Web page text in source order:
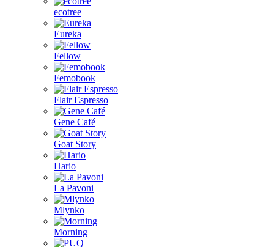
ecotree
Eureka
Fellow
Femobook
Flair Espresso
Gene Café
Goat Story
Hario
La Pavoni
Mlynko
Morning